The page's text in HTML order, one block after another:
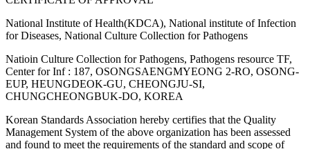
National Institute of Health(KDCA), National institute of Infection
for Diseases, National Culture Collection for Pathogens
Natioin Culture Collection for Pathogens, Pathogens resource TF,
Center for Inf : 187, OSONGSAENGMYEONG 2-RO, OSONG-
EUP, HEUNGDEOK-GU, CHEONGJU-SI,
CHUNGCHEONGBUK-DO, KOREA
Korean Standards Association hereby certifies that the Quality
Management System of the above organization has been assessed
and found to meet the requirements of the standard and scope of